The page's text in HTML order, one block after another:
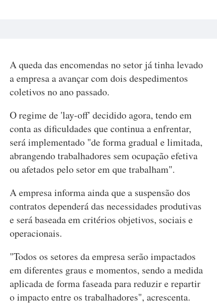
A queda das encomendas no setor já tinha levado
a empresa a avançar com dois despedimentos
coletivos no ano passado.
O regime de 'lay-off' decidido agora, tendo em
conta as dificuldades que continua a enfrentar,
será implementado "de forma gradual e limitada,
abrangendo trabalhadores sem ocupação efetiva
ou afetados pelo setor em que trabalham".
A empresa informa ainda que a suspensão dos
contratos dependerá das necessidades produtivas
e será baseada em critérios objetivos, sociais e
operacionais.
"Todos os setores da empresa serão impactados
em diferentes graus e momentos, sendo a medida
aplicada de forma faseada para reduzir e repartir
o impacto entre os trabalhadores", acrescenta.